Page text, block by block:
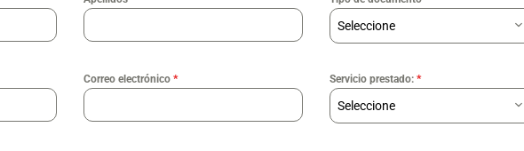
Seleccione
Correo electrónico * Servicio prestado: *
Seleccione